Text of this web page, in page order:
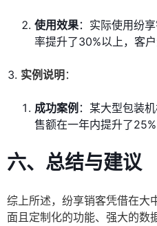
使用效果：实际使用纷
率提升了30%以上，客
实例说明 ：
成功案例 ：某大型包装
售额在一年内提升了
六、总结与建议
综上所述，纷享销客凭借在大
面且定制化的功能、强大的数